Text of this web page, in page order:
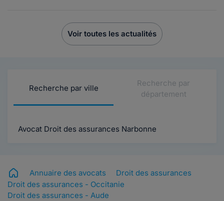
Voir toutes les actualités
Recherche par ville
Recherche par
département
Avocat Droit des assurances Narbonne
Annuaire des avocats
Droit des assurances
Droit des assurances - Occitanie
Droit des assurances - Aude